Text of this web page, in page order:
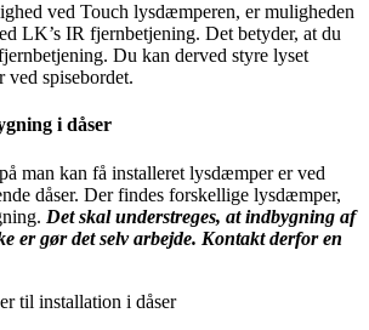
ved Touch lysdæmperen, er muligheden
LK’s IR fjernbetjening. Det betyder, at du
Du kan derved styre lyset
ved spisebordet.
i dåser
man kan få installeret lysdæmper er ved
dåser. Der findes forskellige lysdæmper,
Det skal understreges, at indbygning af
er gør det selv arbejde. Kontakt derfor en
til installation i dåser